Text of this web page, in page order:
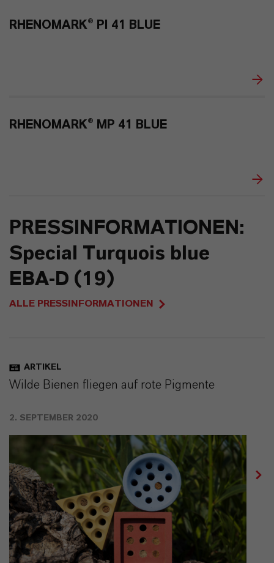
RHENOMARK® PI 41 BLUE
RHENOMARK® MP 41 BLUE
PRESSINFORMATIONEN:
Special Turquois blue
EBA-D (19)
ALLE PRESSINFORMATIONEN
ARTIKEL
Wilde Bienen fliegen auf rote Pigmente
2. SEPTEMBER 2020